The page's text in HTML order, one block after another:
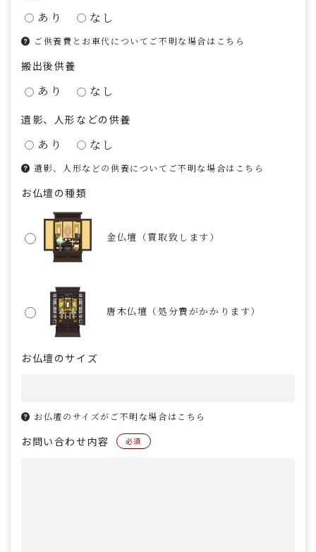
あり なし
ご供養費とお車代についてご不明な場合はこちら
搬出後供養
あり なし
遺影、人形などの供養
あり なし
遺影、人形などの供養についてご不明な場合はこちら
お仏壇の種類
金仏壇（買取致します）
唐木仏壇（処分費がかかります）
お仏壇のサイズ
お仏壇のサイズがご不明な場合はこちら
お問い合わせ内容 必須